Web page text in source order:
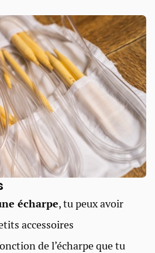
écharpe, tu peux avoir
accessoires
de l’écharpe que tu